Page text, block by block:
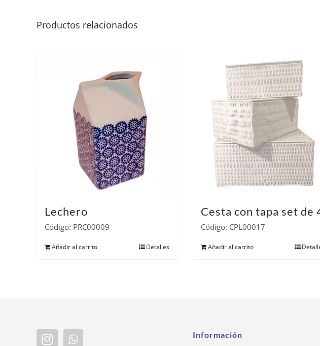
Productos relacionados
Lechero
Código: PRC00009
Añadir al carrito Detalles
Cesta con tapa set de
Código: CPL00017
Añadir al carrito
Información